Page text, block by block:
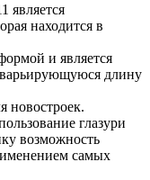
является
находится в
и является
варьирующуюся длину
новостроек.
глазури
возможность
самых